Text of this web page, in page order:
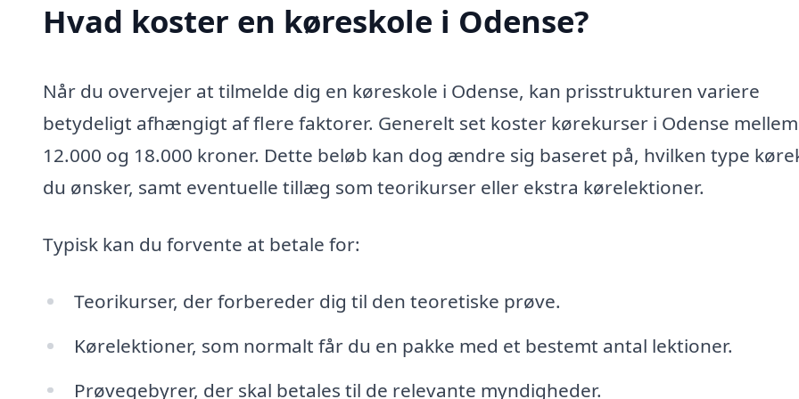
Hvad koster en køreskole i Odense?
Når du overvejer at tilmelde dig en køreskole i Odense, kan prisstrukturen variere
betydeligt afhængigt af flere faktorer. Generelt set koster kørekurser i Odense mellem
12.000 og 18.000 kroner. Dette beløb kan dog ændre sig baseret på, hvilken type
du ønsker, samt eventuelle tillæg som teorikurser eller ekstra kørelektioner.
Typisk kan du forvente at betale for:
Teorikurser, der forbereder dig til den teoretiske prøve.
Kørelektioner, som normalt får du en pakke med et bestemt antal lektioner.
Prøvegebyrer, der skal betales til de relevante myndigheder.